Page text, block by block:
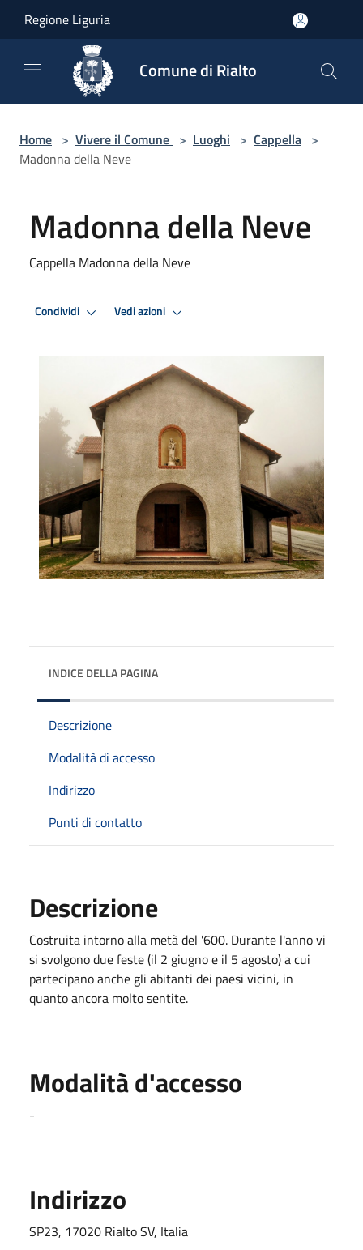
Regione Liguria
Comune di Rialto
Home > Vivere il Comune > Luoghi > Cappella >
Madonna della Neve
Madonna della Neve
Cappella Madonna della Neve
Condividi Vedi azioni
INDICE DELLA PAGINA
Descrizione
Modalità di accesso
Indirizzo
Punti di contatto
Descrizione
Costruita intorno alla metà del '600. Durante l'anno vi
si svolgono due feste (il 2 giugno e il 5 agosto) a cui
partecipano anche gli abitanti dei paesi vicini, in
quanto ancora molto sentite.
Modalità d'accesso
-
Indirizzo
SP23, 17020 Rialto SV, Italia